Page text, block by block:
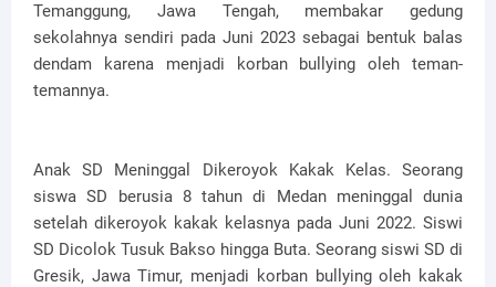
Temanggung, Jawa Tengah, membakar gedung
sekolahnya sendiri pada Juni 2023 sebagai bentuk balas
dendam karena menjadi korban bullying oleh teman-
temannya.
Anak SD Meninggal Dikeroyok Kakak Kelas. Seorang
siswa SD berusia 8 tahun di Medan meninggal dunia
setelah dikeroyok kakak kelasnya pada Juni 2022. Siswi
SD Dicolok Tusuk Bakso hingga Buta. Seorang siswi SD di
Gresik, Jawa Timur, menjadi korban bullying oleh kakak